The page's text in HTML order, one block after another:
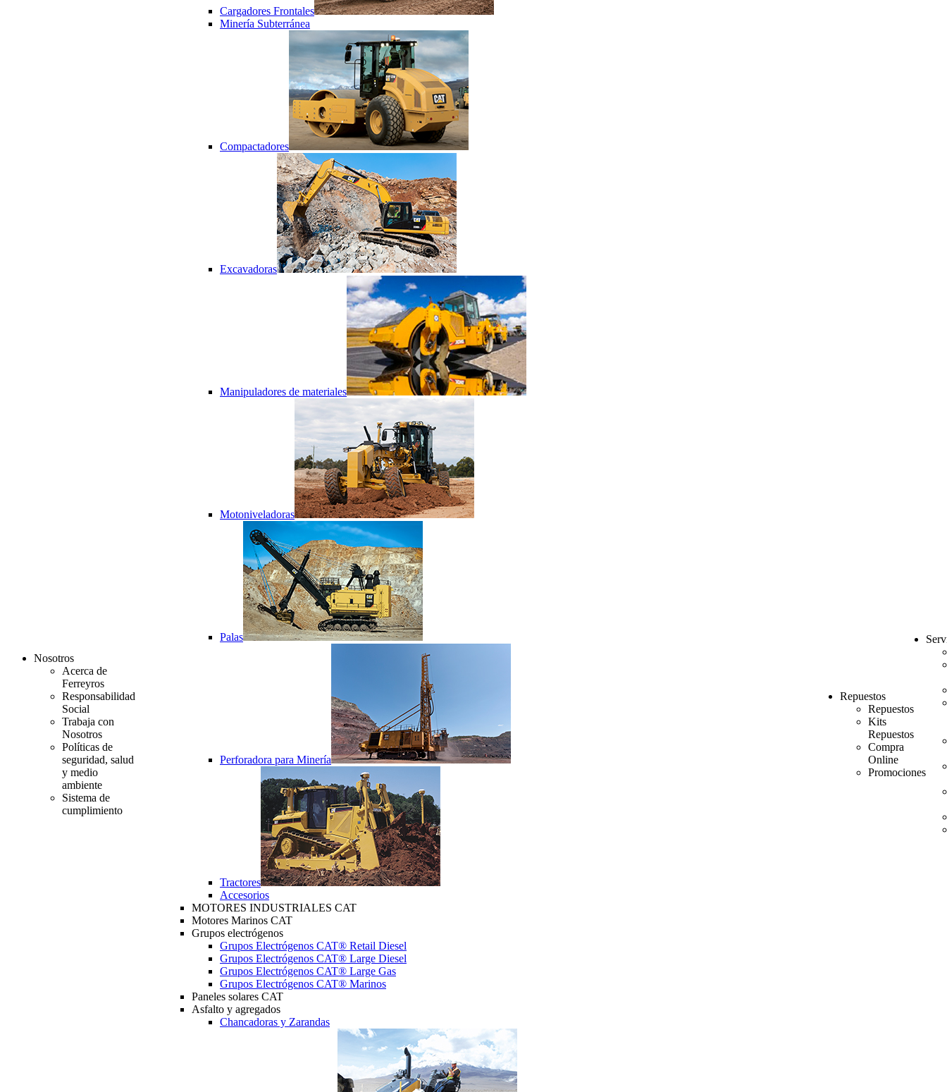
Nosotros
Acerca de
Ferreyros
Responsabilidad
Social
Trabaja con
Nosotros
Políticas de
seguridad, salud
y medio
ambiente
Sistema de
cumplimiento
Cargadores Frontales
Minería Subterránea
Compactadores
Excavadoras
Manipuladores de materiales
Motoniveladoras
Palas
Perforadora para Minería
Tractores
Accesorios
MOTORES INDUSTRIALES CAT
Motores Marinos CAT
Grupos electrógenos
Grupos Electrógenos CAT® Retail Diesel
Grupos Electrógenos CAT® Large Diesel
Grupos Electrógenos CAT® Large Gas
Grupos Electrógenos CAT® Marinos
Paneles solares CAT
Asfalto y agregados
Chancadoras y Zarandas
Repuestos
Repuestos
Kits
Repuestos
Compra
Online
Promociones